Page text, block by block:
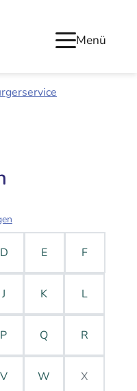
Menü
D E F
J K L
P Q R
V W X